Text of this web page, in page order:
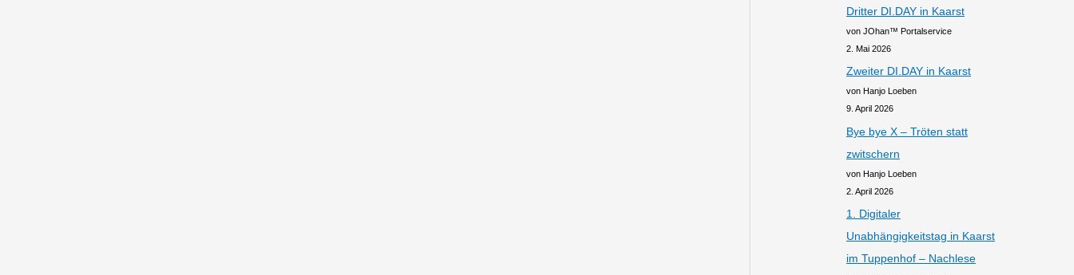
Dritter DI.DAY in Kaarst
von JOhan™ Portalservice
2. Mai 2026
Zweiter DI.DAY in Kaarst
von Hanjo Loeben
9. April 2026
Bye bye X – Tröten statt
zwitschern
von Hanjo Loeben
2. April 2026
1. Digitaler
Unabhängigkeitstag in Kaarst
im Tuppenhof – Nachlese